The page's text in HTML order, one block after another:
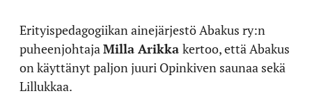
Erityispedagogiikan ainejärjestö Abakus ry:n
puheenjohtaja Milla Arikka kertoo, että Abakus
on käyttänyt paljon juuri Opinkiven saunaa sekä
Lillukkaa.